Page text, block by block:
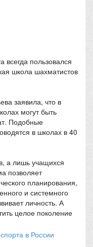
всегда пользовался
школа шахматистов
заявила, что в
могут быть
Подобные
в школах в 40
а лишь учащихся
позволяет
планирования,
и системного
личность. А
целое поколение